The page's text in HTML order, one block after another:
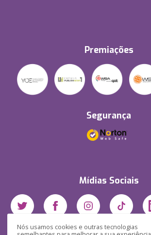
Nós usamos cookies e outras tecnologias
Premiações
Segurança
Mídias Sociais